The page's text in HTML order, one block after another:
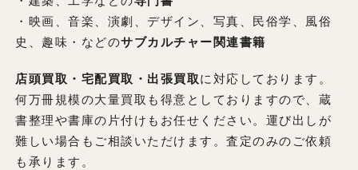
・映画、音楽、演劇、デザイン、写真、民俗学、風俗
史、趣味・などのサブカルチャー関連書籍
店頭買取・宅配買取・出張買取に対応しております。
何万冊規模の大量買取も得意としておりますので、蔵
書整理や書庫の片付けもお任せください。運び出しが
難しい場合もご相談いただけます。査定のみのご依頼
も承ります。